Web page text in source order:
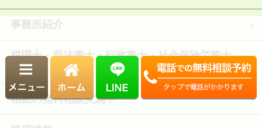
事務所紹介
税理士・司法書士・行政書士・社会保険労務士
紹介
相続の無料相談実施中